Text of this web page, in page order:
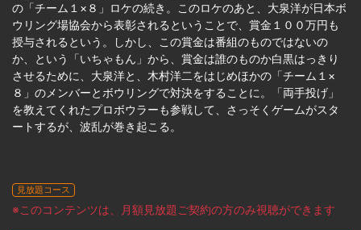
の「チーム１×８」ロケの続き。このロケのあと、大泉洋が日本ボ
ウリング場協会から表彰されるということで、賞金１００万円も
授与されるという。しかし、この賞金は番組のものではないの
か、という「いちゃもん」から、賞金は誰のものか白黒はっきり
させるために、大泉洋と、木村洋二をはじめほかの「チーム１×
８」のメンバーとボウリングで対決をすることに。「両手投げ」
を教えてくれたプロボウラーも参戦して、さっそくゲームがスタ
ートするが、波乱が巻き起こる。
見放題コース
※このコンテンツは、月額見放題ご契約の方のみ視聴ができます